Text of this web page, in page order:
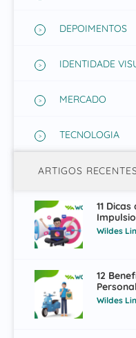
DEPOIMENTOS
IDENTIDADE
MERCADO
TECNOLOGIA
ARTIGOS
11
Wildes
12
Wildes